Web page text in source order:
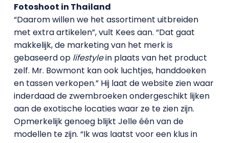
Fotoshoot in Thailand
“Daarom willen we het assortiment uitbreiden
met extra artikelen”, vult Kees aan. “Dat gaat
makkelijk, de marketing van het merk is
gebaseerd op lifestylein plaats van het product
zelf. Mr. Bowmont kan ook luchtjes, handdoeken
en tassen verkopen.” Hij laat de website zien waar
inderdaad de zwembroeken ondergeschikt lijken
aan de exotische locaties waar ze te zien zijn.
Opmerkelijk genoeg blijkt Jelle één van de
modellen te zijn. “Ik was laatst voor een klus in